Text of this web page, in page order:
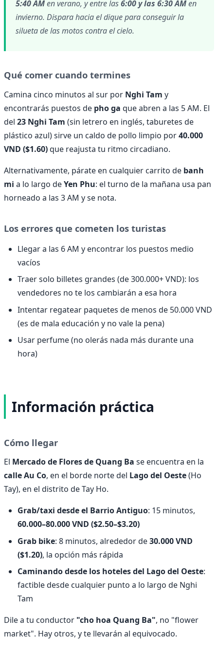
5:40 AMen verano, y entre las6:00 y las 6:30 AMen
invierno. Dispara hacia el dique para conseguir la
silueta de las motos contra el cielo.
Qué comer cuando termines
Camina cinco minutos al sur por Nghi Tam y
encontrarás puestos de pho ga que abren a las 5 AM. El
del 23 Nghi Tam (sin letrero en inglés, taburetes de
plástico azul) sirve un caldo de pollo limpio por40.000
VND ($1.60)que reajusta tu ritmo circadiano.
Alternativamente, párate en cualquier carrito de banh
mi a lo largo deYen Phu: el turno de la mañana usa pan
horneado a las 3 AM y se nota.
Los errores que cometen los turistas
Llegar a las 6 AM y encontrar los puestos medio
vacíos
Traer solo billetes grandes (de 300.000+ VND): los
vendedores no te los cambiarán a esa hora
Intentar regatear paquetes de menos de 50.000 VND
(es de mala educación y no vale la pena)
Usar perfume (no olerás nada más durante una
hora)
Información práctica
Cómo llegar
El Mercado de Flores de Quang Ba se encuentra en la
calle Au Co, en el borde norte del Lago del Oeste(Ho
Tay), en el distrito de Tay Ho.
Grab/taxi desde el Barrio Antiguo: 15 minutos,
60.000–80.000 VND ($2.50–$3.20)
Grab bike: 8 minutos, alrededor de30.000 VND
($1.20), la opción más rápida
Caminando desde los hoteles del Lago del Oeste:
factible desde cualquier punto a lo largo de Nghi
Tam
Dile a tu conductor "cho hoa Quang Ba", no "flower
market". Hay otros, y te llevarán al equivocado.